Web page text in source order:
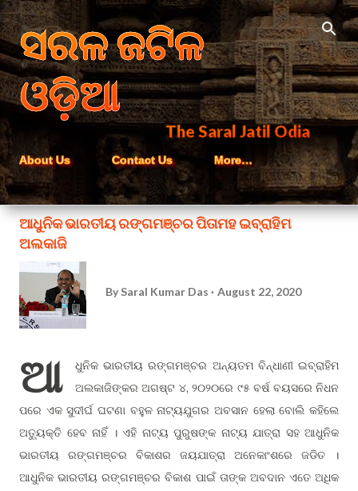
Skip to main content
ସରଳ ଜଟିଳ
ଓଡ଼ିଆ
The Saral Jatil Odia
About Us Contact Us More…
ଆଧୁନିକ ଭାରତୀୟ ରଙ୍ଗମଞ୍ଚର ପିତାମହ ଇବ୍ରାହିମ
ଅଲକାଜି
By Saral Kumar Das August 22, 2020
ଆ
ଧୁନିକ ଭାରତୀୟ ରଙ୍ଗମଞ୍ଚର ଅନ୍ୟତମ ବିନ୍ଧାଣୀ ଇବ୍ରାହିମ
ଅଲକାଜିଙ୍କର ଅଗଷ୍ଟ ୪, ୨୦୨୦ରେ ୯୫ ବର୍ଷ ବୟସରେ ନିଧନ
ପରେ ଏକ ସୁଦୀର୍ଘ ଘଟଣା ବହୁଳ ନାଟ୍ୟଯୁଗର ଅବସାନ ହେଲା ବୋଲି କହିଲେ
ଅତ୍ୟୁକ୍ତି ହେବ ନାହିଁ । ଏହି ନାଟ୍ୟ ପୁରୁଷଙ୍କ ନାଟ୍ୟ ଯାତ୍ରା ସହ ଆଧୁନିକ
ଭାରତୀୟ ରଙ୍ଗମଞ୍ଚର ବିକାଶର ଜୟଯାତ୍ରା ଅନେକାଂଶରେ ଜଡିତ ।
ଆଧୁନିକ ଭାରତୀୟ ରଙ୍ଗମଞ୍ଚର ବିକାଶ ପାଇଁ ତାଙ୍କ ଅବଦାନ ଏତେ ଅଧିକ